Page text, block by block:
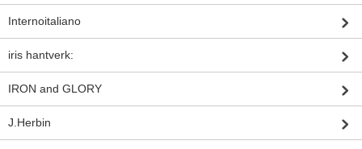
Internoitaliano
iris hantverk:
IRON and GLORY
J.Herbin